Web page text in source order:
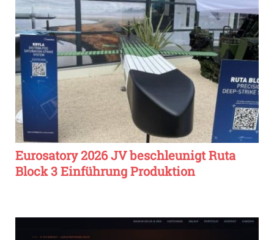
Eurosatory 2026 JV beschleunigt Ruta
Block 3 Einführung Produktion